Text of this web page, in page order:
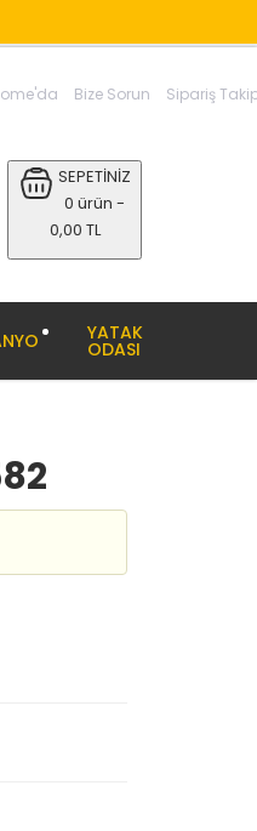
Bize Sorun Sipariş
SEPETİNİZ
0 ürün -
0,00 TL
YATAK
ODASI